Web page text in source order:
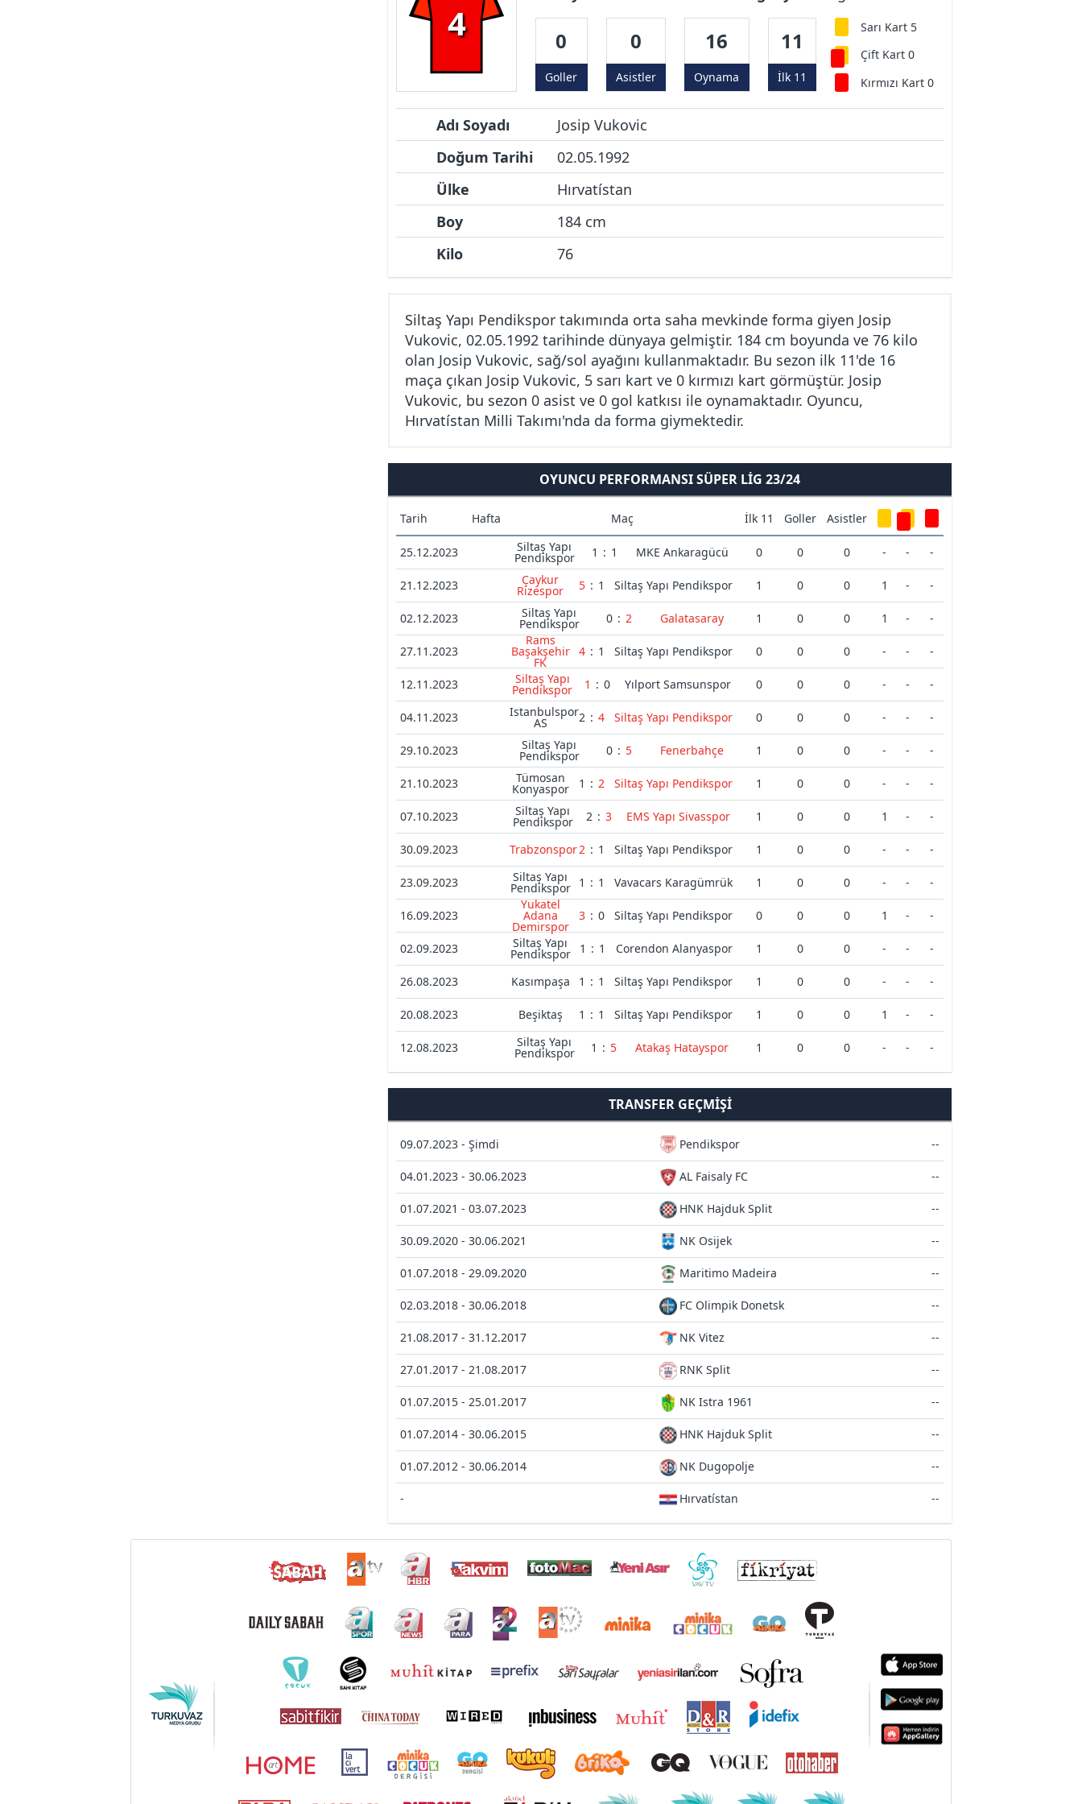
4 0
Goller
0
Asistler
16
Oynama
11
İlk 11
Sarı Kart 5
Çift Kart 0
Kırmızı Kart 0
Adı Soyadı
Josip Vukovic
Doğum Tarihi
02.05.1992
Ülke
Hırvatístan
Boy
184 cm
Kilo
76
Siltaş Yapı Pendikspor takımında orta saha mevkinde forma giyen Josip
Vukovic, 02.05.1992 tarihinde dünyaya gelmiştir. 184 cm boyunda ve 76 kilo
olan Josip Vukovic, sağ/sol ayağını kullanmaktadır. Bu sezon ilk 11'de 16
maça çıkan Josip Vukovic, 5 sarı kart ve 0 kırmızı kart görmüştür. Josip
Vukovic, bu sezon 0 asist ve 0 gol katkısı ile oynamaktadır. Oyuncu,
Hırvatístan Milli Takımı'nda da forma giymektedir.
OYUNCU PERFORMANSI SÜPER LIG 23/24
Tarih Hafta Maç İlk 11 Goller Asistler
25.12.2023 Siltaş Yapı
Pendikspor 1 : 1 MKE Ankaragücü 0 0 0 - - -
21.12.2023 Çaykur
Rizespor 5 : 1 Siltaş Yapı Pendikspor 1 0 0 1 - -
02.12.2023 Siltaş Yapı
Pendikspor 0 : 2 Galatasaray 1 0 0 1 - -
27.11.2023
Rams
Başakşehir
FK
4 : 1 Siltaş Yapı Pendikspor 0 0 0 - - -
12.11.2023 Siltaş Yapı
Pendikspor 1 : 0 Yılport Samsunspor 0 0 0 - - -
04.11.2023 Istanbulspor
AS 2 : 4 Siltaş Yapı Pendikspor 0 0 0 - - -
29.10.2023 Siltaş Yapı
Pendikspor 0 : 5 Fenerbahçe 1 0 0 - - -
21.10.2023 Tümosan
Konyaspor 1 : 2 Siltaş Yapı Pendikspor 1 0 0 - - -
07.10.2023 Siltaş Yapı
Pendikspor 2 : 3 EMS Yapı Sivasspor 1 0 0 1 - -
30.09.2023 Trabzonspor2 : 1 Siltaş Yapı Pendikspor 1 0 0 - - -
23.09.2023 Siltaş Yapı
Pendikspor 1 : 1 Vavacars Karagümrük 1 0 0 - - -
16.09.2023
Yukatel
Adana
Demirspor
3 : 0 Siltaş Yapı Pendikspor 0 0 0 1 - -
02.09.2023 Siltaş Yapı
Pendikspor 1 : 1 Corendon Alanyaspor 1 0 0 - - -
26.08.2023 Kasımpaşa 1 : 1 Siltaş Yapı Pendikspor 1 0 0 - - -
20.08.2023 Beşiktaş 1 : 1 Siltaş Yapı Pendikspor 1 0 0 1 - -
12.08.2023 Siltaş Yapı
Pendikspor 1 : 5 Atakaş Hatayspor 1 0 0 - - -
TRANSFER GEÇMIŞI
09.07.2023 - Şimdi Pendikspor --
04.01.2023 - 30.06.2023 AL Faisaly FC --
01.07.2021 - 03.07.2023 HNK Hajduk Split --
30.09.2020 - 30.06.2021 NK Osijek --
01.07.2018 - 29.09.2020 Maritimo Madeira --
02.03.2018 - 30.06.2018 FC Olimpik Donetsk --
21.08.2017 - 31.12.2017 NK Vitez --
27.01.2017 - 21.08.2017 RNK Split --
01.07.2015 - 25.01.2017 NK Istra 1961 --
01.07.2014 - 30.06.2015 HNK Hajduk Split --
01.07.2012 - 30.06.2014 NK Dugopolje --
- Hırvatístan --